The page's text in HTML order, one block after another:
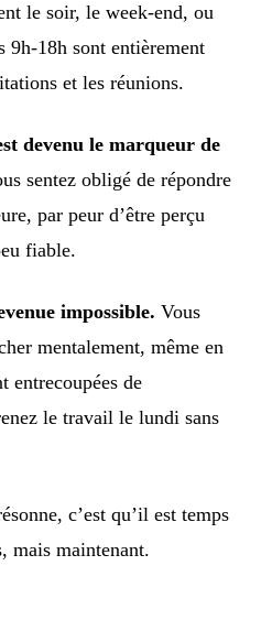
le soir, le week-end, ou
9h-18h sont entièrement
et les réunions.
devenu le marqueur de
sentez obligé de répondre
par peur d’être perçu
fiable.
impossible. Vous
mentalement, même en
entrecoupées de
le travail le lundi sans
c’est qu’il est temps
mais maintenant.